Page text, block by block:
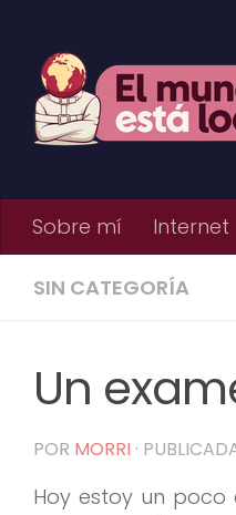
Sobre mí Internet
SIN CATEGORÍA
Un
POR MORRI ·
Hoy estoy un poco